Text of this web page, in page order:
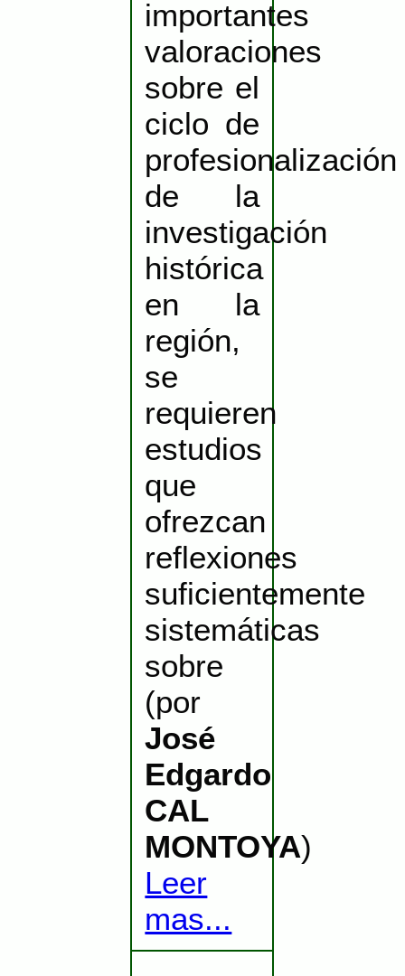
importantes
valoraciones
sobre el
ciclo de
profesionalización
de la
investigación
histórica
en la
región,
se
requieren
estudios
que
ofrezcan
reflexiones
suficientemente
sistemáticas
sobre
(por
José
Edgardo
CAL
MONTOYA)
Leer
mas...